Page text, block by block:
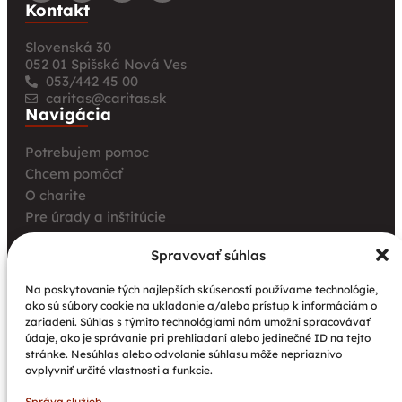
Spravovať súhlas
Na poskytovanie tých najlepších skúseností používame technológie,
ako sú súbory cookie na ukladanie a/alebo prístup k informáciám o
zariadení. Súhlas s týmito technológiami nám umožní spracovávať
údaje, ako je správanie pri prehliadaní alebo jedinečné ID na tejto
stránke. Nesúhlas alebo odvolanie súhlasu môže nepriaznivo
ovplyvniť určité vlastnosti a funkcie.
Kontakt
Slovenská 30
052 01 Spišská Nová Ves
053/442 45 00
caritas@caritas.sk
Navigácia
Potrebujem pomoc
Chcem pomôcť
O charite
Pre úrady a inštitúcie
Farské charity
Aktuality
Charita bez hraníc: Stretnutie Spišskej katolíckej
charity a Krakowskej arcidiecéznej charity prinieslo
nové pohľady na fundraising aj propagáciu
Nové petangové ihrisko prináša seniorom radosť,
pohyb a komunitu